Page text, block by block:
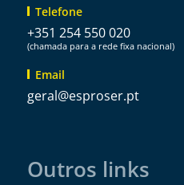
Telefone
+351 254 550 020
(chamada para a rede fixa nacional)
Email
tp.resorpse
@lareg
Outros links